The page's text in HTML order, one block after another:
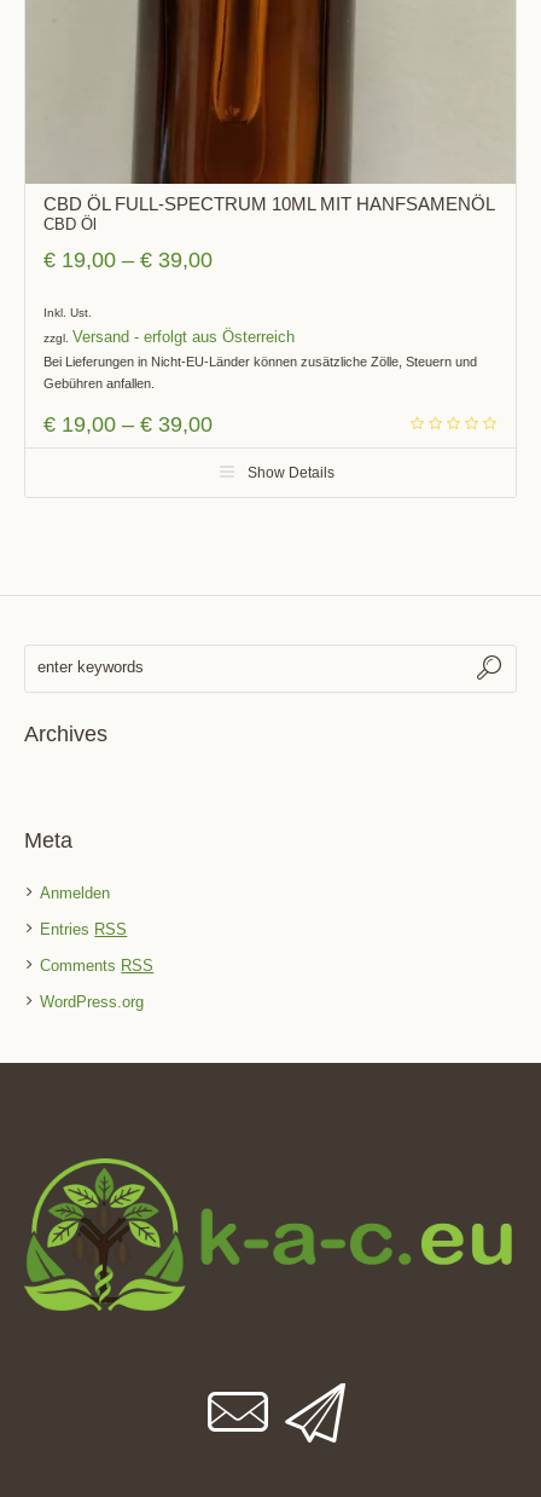
CBD ÖL FULL-SPECTRUM 10ML MIT HANFSAMENÖL
CBD Öl
€ 19,00 –€ 39,00
Inkl. Ust.
zzgl. Versand
Bei Lieferungen in Nicht-EU-Länder können zusätzliche Zölle, Steuern und
Gebühren anfallen.
€ 19,00 –€ 39,00
Show Details
Archives
Meta
Anmelden
Entries RSS
Comments RSS
WordPress.org